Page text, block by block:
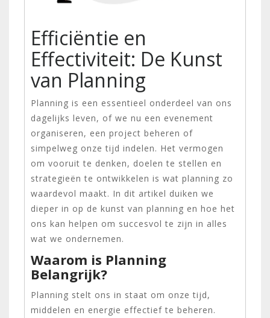
Efficiëntie en
Effectiviteit: De Kunst
van Planning
Planning is een essentieel onderdeel van ons
dagelijks leven, of we nu een evenement
organiseren, een project beheren of
simpelweg onze tijd indelen. Het vermogen
om vooruit te denken, doelen te stellen en
strategieën te ontwikkelen is wat planning zo
waardevol maakt. In dit artikel duiken we
dieper in op de kunst van planning en hoe het
ons kan helpen om succesvol te zijn in alles
wat we ondernemen.
Waarom is Planning
Belangrijk?
Planning stelt ons in staat om onze tijd,
middelen en energie effectief te beheren.